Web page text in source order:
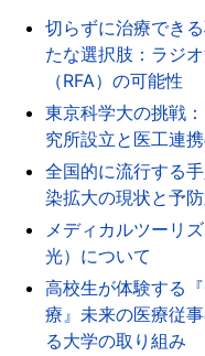
切らずに治療でき
たな選択肢：ラジ
（RFA）の可能性
東京科学大の挑戦
究所設立と医工連
全国的に流行する
染拡大の現状と予
メディカルツーリ
光）について
高校生が体験する
療』未来の医療従
る大学の取り組み